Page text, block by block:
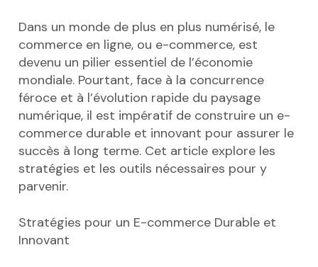
Dans un monde de plus en plus numérisé, le
commerce en ligne, ou e-commerce, est
devenu un pilier essentiel de l’économie
mondiale. Pourtant, face à la concurrence
féroce et à l’évolution rapide du paysage
numérique, il est impératif de construire un e-
commerce durable et innovant pour assurer le
succès à long terme. Cet article explore les
stratégies et les outils nécessaires pour y
parvenir.
Stratégies pour un E-commerce Durable et
Innovant